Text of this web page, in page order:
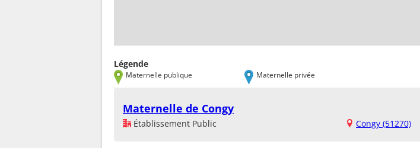
Légende
Maternelle publique Maternelle privée
Maternelle de Congy
Établissement Public Congy (51270)